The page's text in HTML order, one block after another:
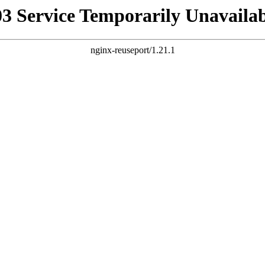
Service Temporarily
nginx-reuseport/1.21.1